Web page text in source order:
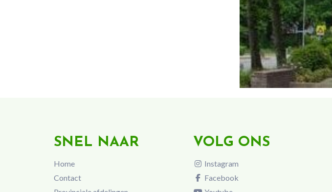
SNEL NAAR
Home
Contact
VOLG ONS
Instagram
Facebook